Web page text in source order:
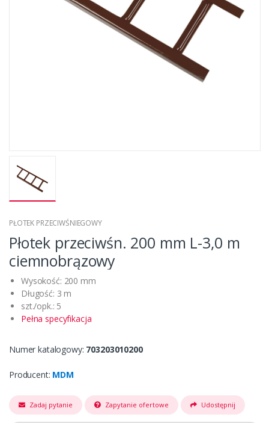
PŁOTEK PRZECIWŚNIEGOWY
Płotek przeciwśn. 200 mm L-3,0 m
ciemnobrązowy
Wysokość: 200 mm
Długość: 3 m
szt./opk.: 5
Pełna specyfikacja
Numer katalogowy: 703203010200
Producent: MDM
Zadaj pytanie Zapytanie ofertowe Udostępnij